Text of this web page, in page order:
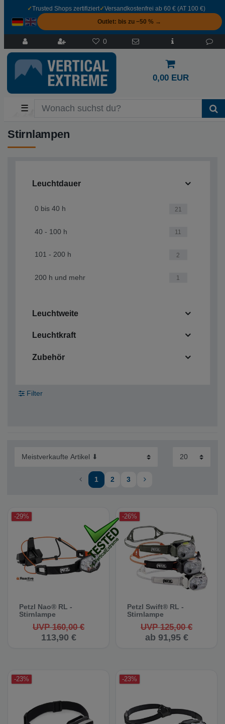
✓Trusted Shops zertifiziert✓Versandkostenfrei ab 60 € (AT 100 €)
Outlet: bis zu −50 % →
0
0,00 EUR
☰
Stirnlampen
Leuchtdauer
0 bis 40 h 21
40 - 100 h 11
101 - 200 h 2
200 h und mehr 1
Leuchtweite
Leuchtkraft
Zubehör
Filter
1 2 3
-29%
Petzl Nao® RL -
Stirnlampe
UVP 160,00 €
113,90 €
-26%
Petzl Swift® RL -
Stirnlampe
UVP 125,00 €
ab 91,95 €
-23% -23%